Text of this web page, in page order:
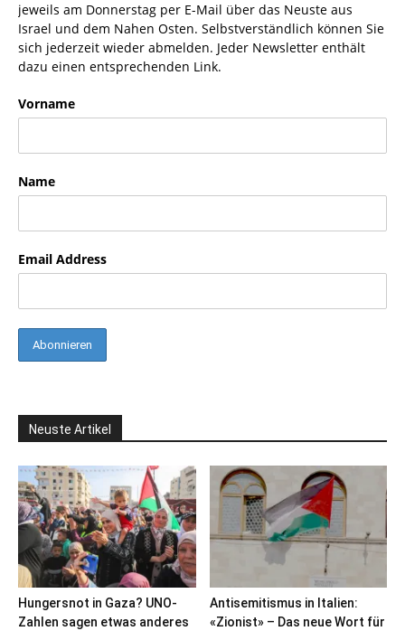
jeweils am Donnerstag per E-Mail über das Neuste aus
Israel und dem Nahen Osten. Selbstverständlich können Sie
sich jederzeit wieder abmelden. Jeder Newsletter enthält
dazu einen entsprechenden Link.
Vorname
Name
Email Address
Neuste Artikel
Hungersnot in Gaza? UNO-
Zahlen sagen etwas anderes
Antisemitismus in Italien:
«Zionist» – Das neue Wort für